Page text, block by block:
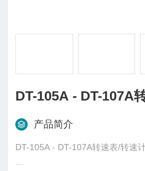
DT-105A - DT-107A
产品简介
DT-105A - DT-107A转速表/转速